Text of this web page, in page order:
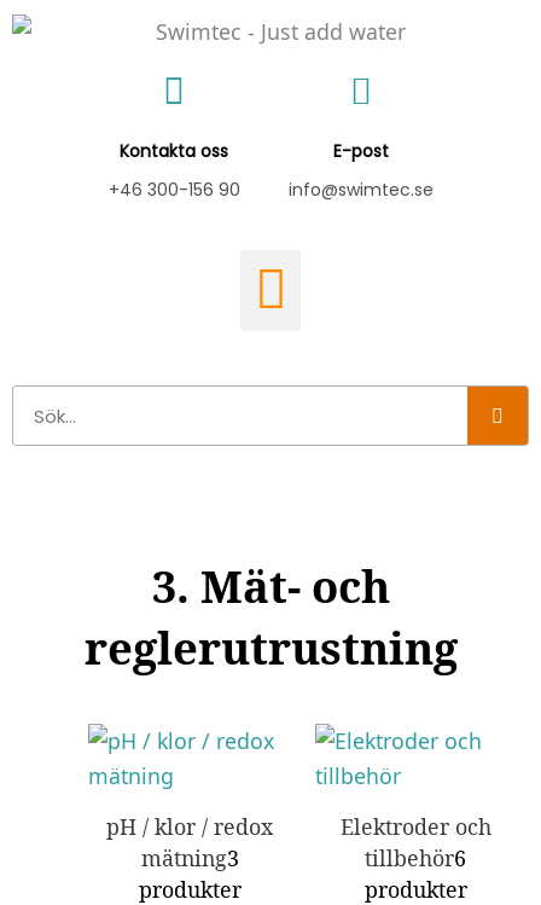
Hoppa
Kontakta oss
+46 300-156 90
E-post
info@swimtec.se
3. Mät- och
reglerutrustning
pH / klor / redox
mätning3
produkter
Elektroder och
tillbehör6
produkter